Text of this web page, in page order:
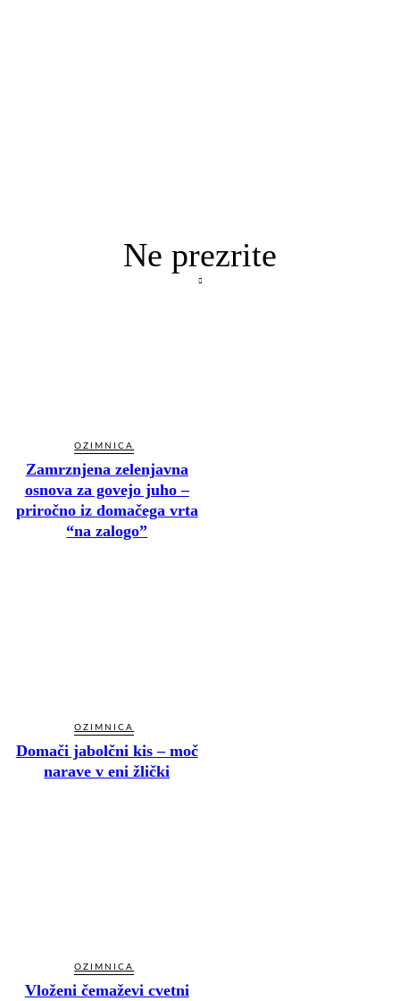
Ne prezrite
OZIMNICA
Zamrznjena zelenjavna
osnova za govejo juho –
priročno iz domačega vrta
“na zalogo”
OZIMNICA
Domači jabolčni kis – moč
narave v eni žlički
OZIMNICA
Vloženi čemaževi cvetni